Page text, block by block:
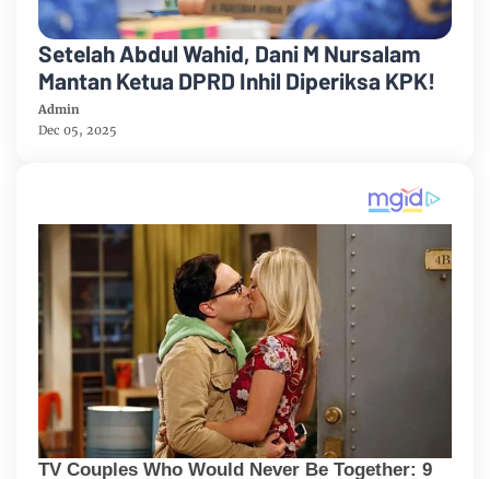
Setelah Abdul Wahid, Dani M Nursalam
Mantan Ketua DPRD Inhil Diperiksa KPK!
Admin
Dec 05, 2025